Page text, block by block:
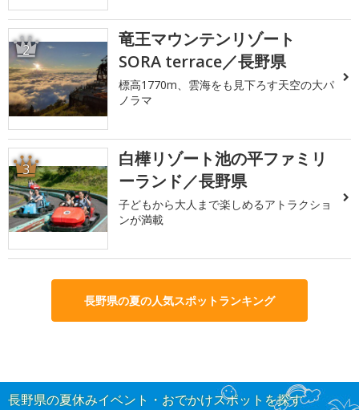
2
竜王マウンテンリゾート
SORA terrace／長野県
標高1770m、雲海をも見下ろす天空の大パ
ノラマ
3
白樺リゾート池の平ファミリ
ーランド／長野県
子どもから大人まで楽しめるアトラクショ
ンが満載
長野県の夏の人気スポットランキング
長野県の夏休みイベント・おでかけスポットを探す